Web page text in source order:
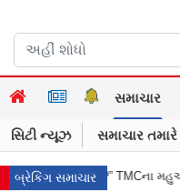
સમાચાર
સિટી ન્યૂઝ સમાચાર તમારે
બ્રેકિંગ સમાચાર
મોઇત્રાને સુપ્રીમ કોર્ટનો ઝટકો